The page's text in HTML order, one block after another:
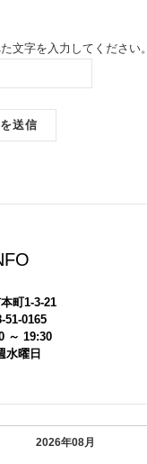
文字を入力してください。
町1-3-21
0165
～ 19:30
曜日
2026年08月